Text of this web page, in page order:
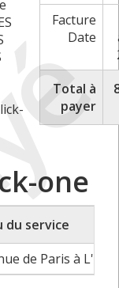
Facture
Date
Total à
payer
one
du service
de Paris à L'isle